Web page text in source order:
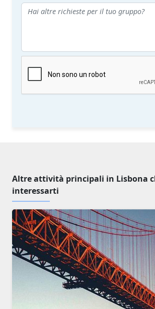
Altre attività principali in Lisbona
interessarti